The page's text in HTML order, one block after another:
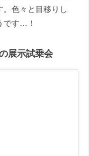
。色々と目移りし
です…！
展示試乗会